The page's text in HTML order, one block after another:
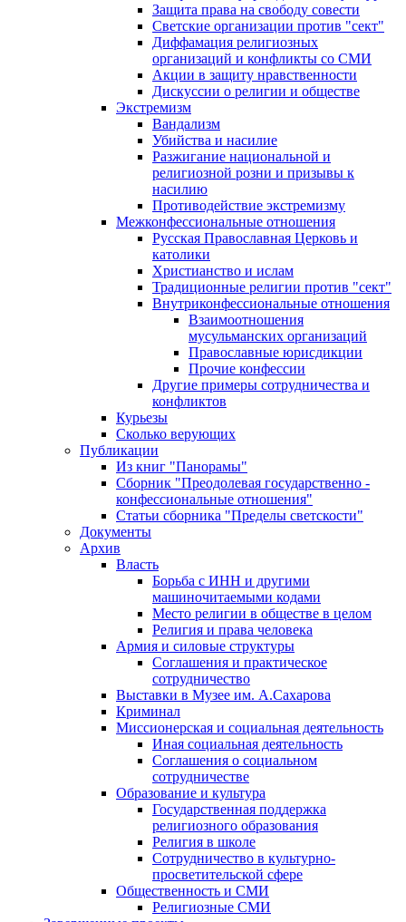
Защита права на свободу совести
Светские организации против "сект"
Диффамация религиозных
организаций и конфликты со СМИ
Акции в защиту нравственности
Дискуссии о религии и обществе
Экстремизм
Вандализм
Убийства и насилие
Разжигание национальной и
религиозной розни и призывы к
насилию
Противодействие экстремизму
Межконфессиональные отношения
Русская Православная Церковь и
католики
Христианство и ислам
Традиционные религии против "сект"
Внутриконфессиональные отношения
Взаимоотношения
мусульманских организаций
Православные юрисдикции
Прочие конфессии
Другие примеры сотрудничества и
конфликтов
Курьезы
Сколько верующих
Публикации
Из книг "Панорамы"
Сборник "Преодолевая государственно -
конфессиональные отношения"
Статьи сборника "Пределы светскости"
Документы
Архив
Власть
Борьба с ИНН и другими
машиночитаемыми кодами
Место религии в обществе в целом
Религия и права человека
Армия и силовые структуры
Соглашения и практическое
сотрудничество
Выставки в Музее им. А.Сахарова
Криминал
Миссионерская и социальная деятельность
Иная социальная деятельность
Соглашения о социальном
сотрудничестве
Образование и культура
Государственная поддержка
религиозного образования
Религия в школе
Сотрудничество в культурно-
просветительской сфере
Общественность и СМИ
Религиозные СМИ